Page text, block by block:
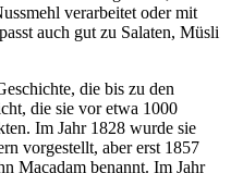
verarbeitet oder mit
auch gut zu Salaten, Müsli
die bis zu den
die sie vor etwa 1000
Im Jahr 1828 wurde sie
vorgestellt, aber erst 1857
Macadam benannt. Im Jahr